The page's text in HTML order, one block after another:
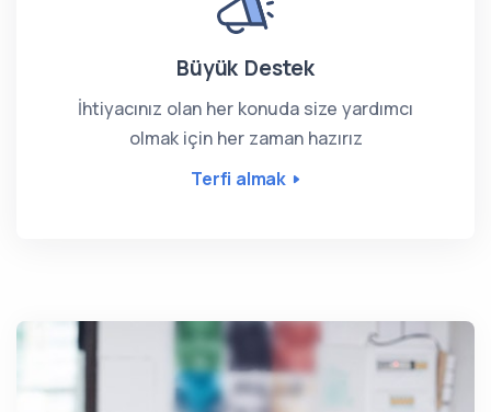
Büyük Destek
İhtiyacınız olan her konuda size yardımcı
olmak için her zaman hazırız
Terfi almak